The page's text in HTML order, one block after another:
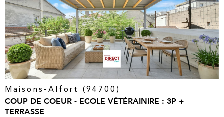
voir le
bien
Maisons-Alfort (94700)
COUP DE COEUR - ECOLE VÉTÉRAINIRE : 3P +
TERRASSE